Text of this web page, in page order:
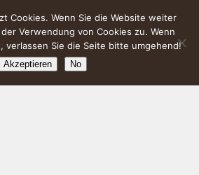
Cookies. Wenn Sie die Website weiter
Verwendung von Cookies zu. Wenn
verlassen Sie die Seite bitte umgehend!
Akzeptieren No